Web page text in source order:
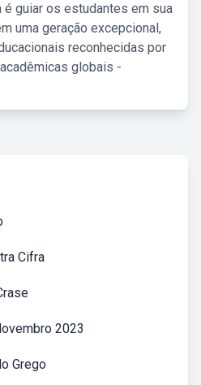
é guiar os estudantes em sua
uma geração excepcional,
reconhecidas por
globais -
Cifra
2023
Grego